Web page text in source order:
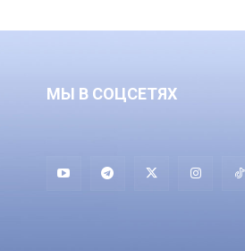
МЫ В СОЦСЕТЯХ